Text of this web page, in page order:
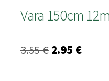
Vara 150cm
3.55€ O
2.95 €O